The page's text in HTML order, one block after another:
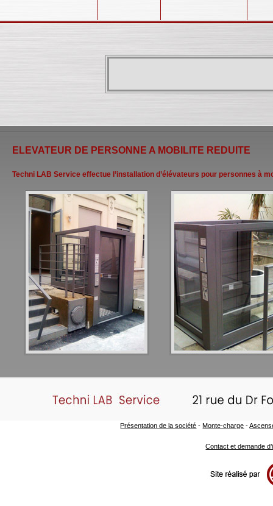
ELEVATEUR DE PERSONNE A MOBILITE REDUITE
Techni LAB Service effectue l’installation d’élévateurs pour personnes à
Présentation de la société - Monte-charge -
Contact et demande